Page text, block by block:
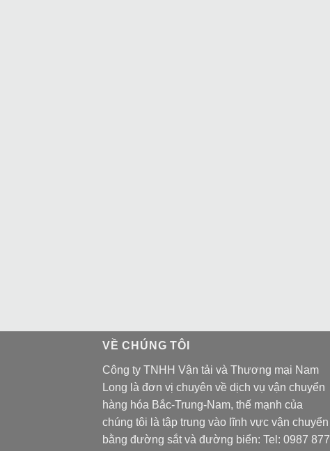
VỀ CHÚNG TÔI
Công ty TNHH Vận tải và Thương mại Nam
Long là đơn vị chuyên về dịch vụ vận chuyển
hàng hóa Bắc-Trung-Nam, thế mạnh của
chúng tôi là tập trung vào lĩnh vực vận chuyển
bằng đường sắt và đường biển: Tel: 0987 877